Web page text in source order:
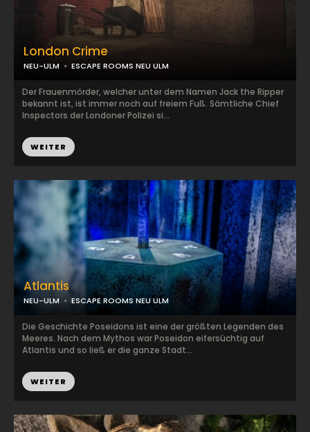
Atlantis
NEU-ULM ESCAPE ROOMS NEU ULM
Die Geschichte Poseidons ist eine der größten Legenden des
Meeres. Nach dem Mythos war Poseidon eifersüchtig auf
Atlantis und so ließ er die ganze Stadt...
WEITER
London Crime
NEU-ULM ESCAPE ROOMS NEU ULM
Der Frauenmörder, welcher unter dem Namen Jack the Ripper
bekannt ist, ist immer noch auf freiem Fuß. Sämtliche Chief
Inspectors der Londoner Polizei si...
WEITER